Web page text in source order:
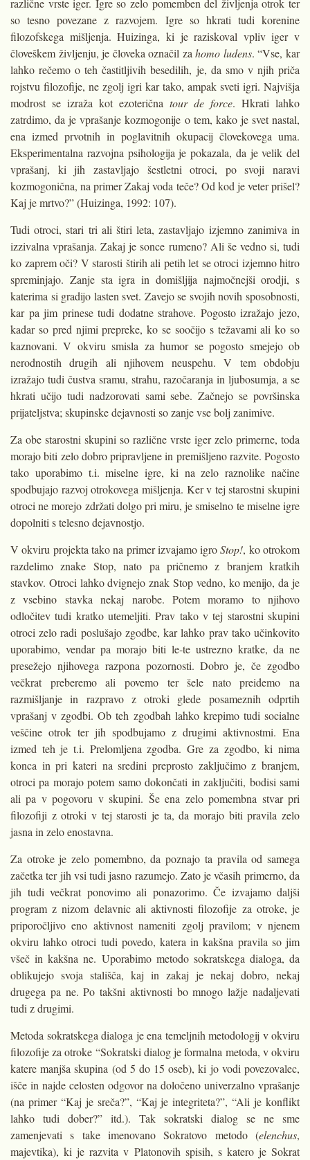
različne vrste iger. Igre so zelo pomemben del življenja otrok ter
so tesno povezane z razvojem. Igre so hkrati tudi korenine
filozofskega mišljenja. Huizinga, ki je raziskoval vpliv iger v
človeškem življenju, je človeka označil zahomo ludens. “Vse, kar
lahko rečemo o teh častitljivih besedilih, je, da smo v njih priča
rojstvu filozofije, ne zgolj igri kar tako, ampak sveti igri. Najvišja
modrost se izraža kot ezoterična tour de force. Hkrati lahko
zatrdimo, da je vprašanje kozmogonije o tem, kako je svet nastal,
ena izmed prvotnih in poglavitnih okupacij človekovega uma.
Eksperimentalna razvojna psihologija je pokazala, da je velik del
vprašanj, ki jih zastavljajo šestletni otroci, po svoji naravi
kozmogonična, na primer Zakaj voda teče? Od kod je veter prišel?
Kaj je mrtvo?” (Huizinga, 1992: 107).
Tudi otroci, stari tri ali štiri leta, zastavljajo izjemno zanimiva in
izzi­valna vprašanja. Zakaj je sonce rume­no? Ali še vedno si, tudi
ko zaprem oči? V starosti štirih ali petih let se otroci izjemno hitro
spreminjajo. Zanje sta igra in domišljija najmoč­nejši orodji, s
katerima si gradijo lasten svet. Zavejo se svojih novih sposobnosti,
kar pa jim prinese tudi dodatne strahove. Pogosto izražajo jezo,
kadar so pred njimi prepreke, ko se soočijo s težavami ali ko so
kaznovani. V okviru smisla za humor se pogosto smejejo ob
nerodnostih drugih ali njihovem neuspehu. V tem obdobju
izražajo tudi čustva sramu, strahu, razočaranja in ljubosumja, a se
hkrati učijo tudi nadzorovati sami sebe. Začnejo se površinska
prijatelj­stva; skupinske dejavnosti so zanje vse bolj zanimive.
Za obe starostni skupini so različne vrste iger zelo primerne, toda
morajo biti zelo dobro pripravljene in premišljeno razvite. Pogosto
tako uporabimo t.i. misel­ne igre, ki na zelo raznolike načine
spodbujajo razvoj otrokovega mišljenja. Ker v tej starostni skupini
otroci ne morejo zdržati dolgo pri miru, je smiselno te miselne igre
dopolniti s telesno de­javnostjo.
V okviru projekta tako na primer izvajamo igroStop!, ko otrokom
razdelimo zna­ke Stop, nato pa pričnemo z branjem kratkih
stavkov. Otroci lahko dvignejo znak Stop vedno, ko menijo, da je
z vsebino stavka nekaj narobe. Potem moramo to njihovo
odločitev tudi krat­ko utemeljiti. Prav tako v tej starostni skupini
otroci zelo radi poslušajo zgodbe, kar lahko prav tako učinko­vito
uporabimo, vendar pa morajo biti le-te ustrezno kratke, da ne
presežejo njihovega razpona po­zornosti. Dobro je, če zgodbo
večkrat preberemo ali povemo ter šele nato preidemo na
razmišljanje in razpravo z otroki glede posameznih odprtih
vprašanj v zgodbi. Ob teh zgodbah lahko krepimo tudi socialne
veščine otrok ter jih spodbujamo z drugimi aktivnostmi. Ena
izmed teh je t.i. Pre­lomljena zgodba. Gre za zgodbo, ki nima
konca in pri kateri na sredini preprosto zaključimo z branjem,
otro­ci pa morajo potem samo dokončati in zaključiti, bodisi sami
ali pa v pogovo­ru v skupini. Še ena zelo pomembna stvar pri
filozofiji z otroki v tej starosti je ta, da morajo biti pravila zelo
jasna in zelo enostavna.
Za otroke je zelo pomembno, da poznajo ta pravila od samega
začetka ter jih vsi tudi jasno razumejo. Zato je včasih primerno, da
jih tudi večkrat ponovimo ali ponazorimo. Če izvaja­mo daljši
program z nizom delavnic ali aktivnosti filozofije za otroke, je
priporočljivo eno aktivnost nameniti zgolj pravilom; v njenem
okviru lahko otroci tudi povedo, katera in kakšna pravila so jim
všeč in kakšna ne. Upo­rabimo metodo sokratskega dialoga, da
oblikujejo svoja stališča, kaj in zakaj je nekaj dobro, nekaj
drugega pa ne. Po takšni aktivnosti bo mnogo lažje nadaljevati
tudi z drugimi.
Metoda sokratskega dialoga je ena temeljnih metodologij v okviru
filozo­fije za otroke “Sokratski dialog je for­malna metoda, v okviru
katere manjša skupina (od 5 do 15 oseb), ki jo vodi povezovalec,
išče in najde celosten od­govor na določeno univerzalno vpra­šanje
(na primer “Kaj je sreča?”, “Kaj je integriteta?”, “Ali je konflikt
lahko tudi dober?” itd.). Tak sokratski dialog se ne sme
zamenjevati s take imenova­no Sokratovo metodo (elenchus,
majevtika), ki je razvita v Platonovih spisih, s katero je Sokrat